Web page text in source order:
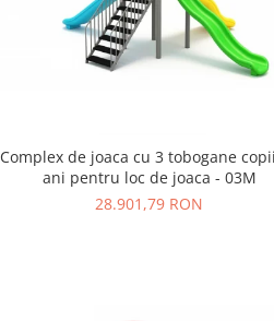
Complex de joaca cu 3 tobogane
ani pentru loc de joaca - 03M
28.901,79 RON